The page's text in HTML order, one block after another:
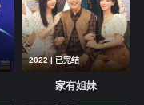
2022 | 已完结
家有姐妹